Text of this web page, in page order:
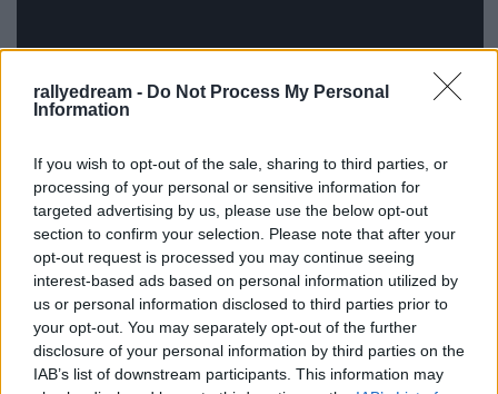
rallyedream - Do Not Process My Personal
Information
If you wish to opt-out of the sale, sharing to third parties, or
processing of your personal or sensitive information for
targeted advertising by us, please use the below opt-out
section to confirm your selection. Please note that after your
opt-out request is processed you may continue seeing
interest-based ads based on personal information utilized by
us or personal information disclosed to third parties prior to
your opt-out. You may separately opt-out of the further
disclosure of your personal information by third parties on the
IAB’s list of downstream participants. This information may
Ti kinek szurkoltok? :)